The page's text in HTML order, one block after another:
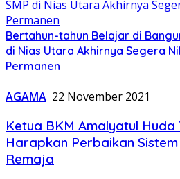
Bertahun-tahun Belajar di
di Nias Utara Akhirnya Segera
Permanen
AGAMA 22 November 2021
Ketua BKM Amalyatul Huda
Harapkan Perbaikan
Remaja